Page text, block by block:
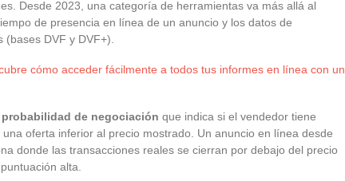
Desde 2023, una categoría de herramientas va más allá al
de presencia en línea de un anuncio y los datos de
DVF y DVF+).
cómo acceder fácilmente a todos tus informes en línea con un
de negociación que indica si el vendedor tiene
oferta inferior al precio mostrado. Un anuncio en línea desde
donde las transacciones reales se cierran por debajo del precio
alta.